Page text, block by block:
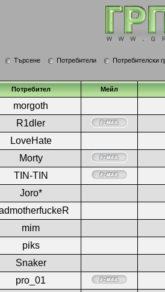
Търсене Потребители
Потребителски
Потребител Мейл
morgoth
R1dler
LoveHate
Morty
TIN-TIN
Joro*
mim
piks
Snaker
pro_01